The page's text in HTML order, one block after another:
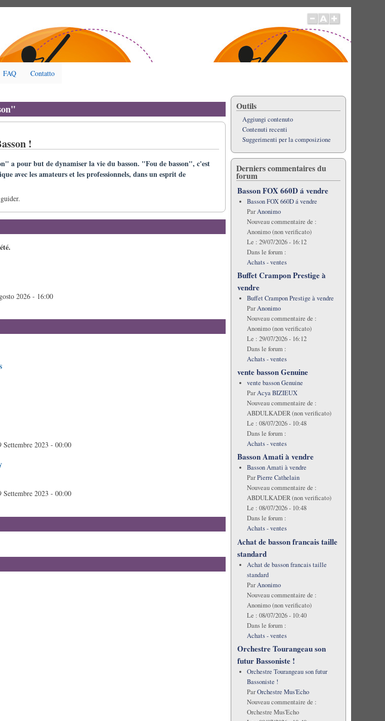
FAQ Contatto
!
a pour but de dynamiser la vie du basson. "Fou de basson", c'est
avec les amateurs et les professionnels, dans un esprit de
2026 - 16:00
Settembre 2023 - 00:00
Settembre 2023 - 00:00
Outils
Aggiungi contenuto
Contenuti recenti
Suggerimenti per la composizione
Derniers commentaires du
forum
Basson FOX 660D á vendre
Basson FOX 660D á vendre
ParAnonimo
Nouveau commentaire de :
Anonimo (non verificato)
Le : 29/07/2026 - 16:12
Dans le forum :
Achats - ventes
Buffet Crampon Prestige à
vendre
Buffet Crampon Prestige à vendre
ParAnonimo
Nouveau commentaire de :
Anonimo (non verificato)
Le : 29/07/2026 - 16:12
Dans le forum :
Achats - ventes
vente basson Genuine
vente basson Genuine
ParAcya BIZIEUX
Nouveau commentaire de :
ABDULKADER (non verificato)
Le : 08/07/2026 - 10:48
Dans le forum :
Achats - ventes
Basson Amati à vendre
Basson Amati à vendre
ParPierre Cathelain
Nouveau commentaire de :
ABDULKADER (non verificato)
Le : 08/07/2026 - 10:48
Dans le forum :
Achats - ventes
Achat de basson francais taille
standard
Achat de basson francais taille
standard
ParAnonimo
Nouveau commentaire de :
Anonimo (non verificato)
Le : 08/07/2026 - 10:40
Dans le forum :
Achats - ventes
Orchestre Tourangeau son
futur Bassoniste !
Orchestre Tourangeau son futur
Bassoniste !
ParOrchestre Mus'Echo
Nouveau commentaire de :
Orchestre Mus'Echo